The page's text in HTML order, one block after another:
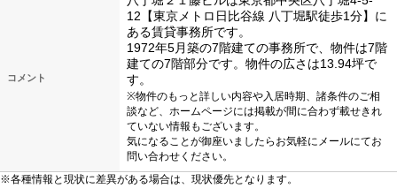
コメント
12【東京メトロ日比谷線 八丁堀駅徒歩1分】に
ある賃貸事務所です。
1972年5月築の7階建ての事務所で、物件は7階
建ての7階部分です。物件の広さは13.94坪で
す。
※物件のもっと詳しい内容や入居時期、諸条件のご相
談など、ホームページには掲載が間に合わず載せきれ
ていない情報もございます。
気になることが御座いましたらお気軽にメールにてお
問い合わせください。
※各種情報と現状に差異がある場合は、現状優先となります。